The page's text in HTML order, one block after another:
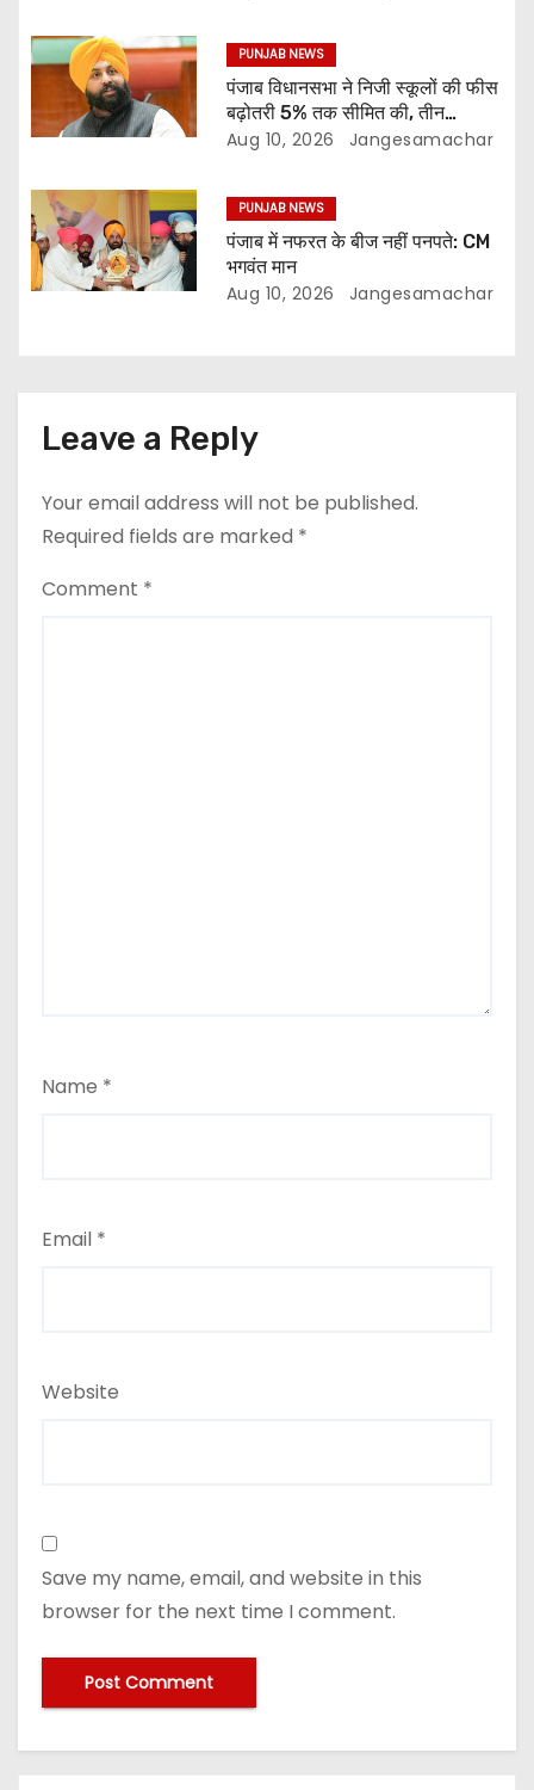
PUNJAB NEWS
पंजाब विधानसभा ने निजी स्कूलों की फीस
बढ़ोतरी 5% तक सीमित की, तीन
डिजिटल यूनिवर्सिटी के लिए बिल पास
Aug 10, 2026 Jangesamachar
PUNJAB NEWS
पंजाब में नफरत के बीज नहीं पनपते: CM
भगवंत मान
Aug 10, 2026 Jangesamachar
Leave a Reply
Your email address will not be published.
Required fields are marked *
Comment *
Name *
Email *
Website
Save my name, email, and website in this
browser for the next time I comment.